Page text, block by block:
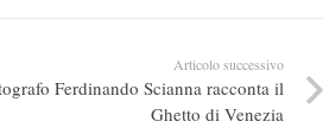
Articolo successivo
Ferdinando Scianna racconta il
Ghetto di Venezia